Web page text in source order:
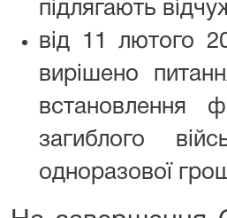
підлягають
від 11 лютого
вирішено
встановлення
загиблого
одноразової